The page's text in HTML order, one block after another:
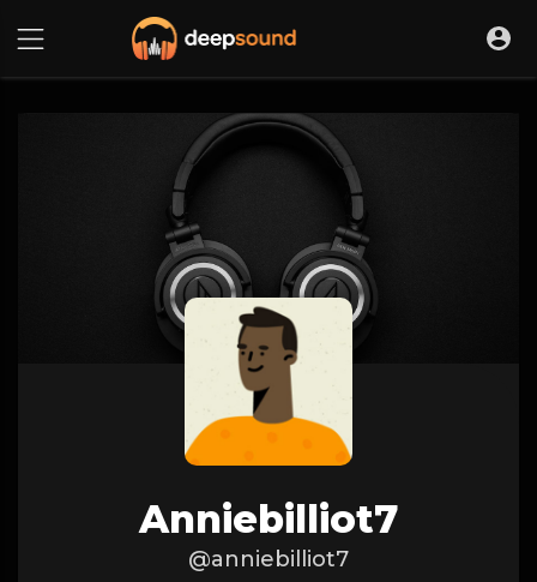
Anniebilliot7
@anniebilliot7